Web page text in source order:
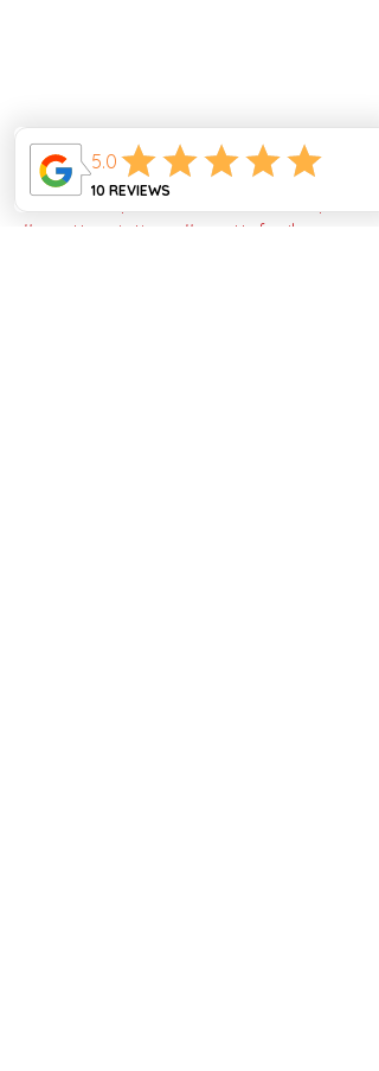
#cuisinechinoise
#recettechinoise
#sautédeboeuf
#sautédeboeuf
#wokboeufpoivron
#recetteasiatique
#recettefacile